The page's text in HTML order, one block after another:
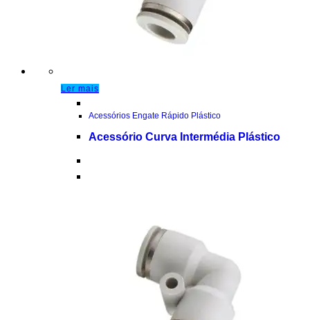
Ler mais
Acessórios Engate Rápido Plástico
Acessório Curva Intermédia Plástico